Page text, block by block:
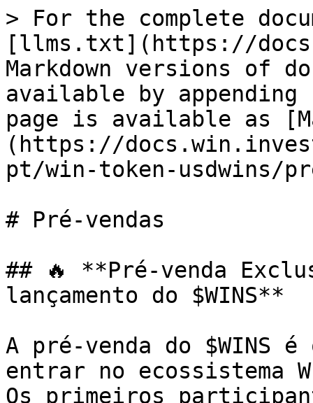
> For the complete
[llms.txt](https://
Markdown versions of
available by
page is available as
(https://
pt/win-token-usdwins/
# Pré-vendas
## 🔥 **Pré-venda
lançamento do $WINS**
A pré-venda do
entrar no ecossistema
Os primeiros